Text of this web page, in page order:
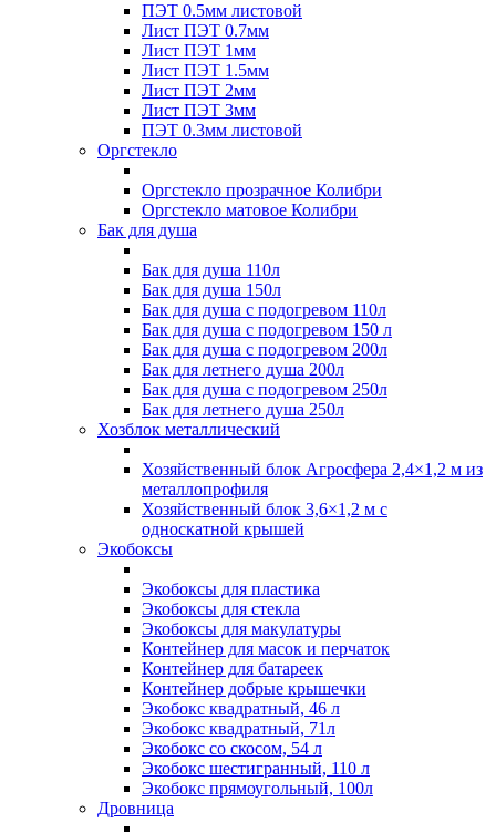
ПЭТ 0.5мм листовой
Лист ПЭТ 0.7мм
Лист ПЭТ 1мм
Лист ПЭТ 1.5мм
Лист ПЭТ 2мм
Лист ПЭТ 3мм
ПЭТ 0.3мм листовой
Оргстекло
Оргстекло прозрачное Колибри
Оргстекло матовое Колибри
Бак для душа
Бак для душа 110л
Бак для душа 150л
Бак для душа с подогревом 110л
Бак для душа с подогревом 150 л
Бак для душа с подогревом 200л
Бак для летнего душа 200л
Бак для душа с подогревом 250л
Бак для летнего душа 250л
Хозблок металлический
Хозяйственный блок Агросфера 2,4×1,2 м из
металлопрофиля
Хозяйственный блок 3,6×1,2 м с
односкатной крышей
Экобоксы
Экобоксы для пластика
Экобоксы для стекла
Экобоксы для макулатуры
Контейнер для масок и перчаток
Контейнер для батареек
Контейнер добрые крышечки
Экобокс квадратный, 46 л
Экобокс квадратный, 71л
Экобокс со скосом, 54 л
Экобокс шестигранный, 110 л
Экобокс прямоугольный, 100л
Дровница